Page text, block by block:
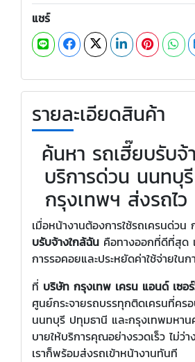
แชร์
รายละเอียดสินค้า
ค้นหา รถเฮี๊ยบรับจ้
บริการด่วน นนทบุ
กรุงเทพฯ ส่งรถไว
เมื่อหน้างานต้องการใช้รถเครนด่วน
บรับจ้างใกล้ฉัน คือทางออกที่ดีที่สุด
การรอคอยและประหยัดค่าใช้จ่ายในก
ที่ บริษัท กรุงเทพ เครน แอนด์ เซอ
ศูนย์กระจายรถบรรทุกติดเครนที่ค
นนทบุรี ปทุมธานี และกรุงเทพมหา
บายให้บริการคุณอย่างรวดเร็ว ไม่ว่า
เราก็พร้อมส่งรถเข้าหน้างานทันที